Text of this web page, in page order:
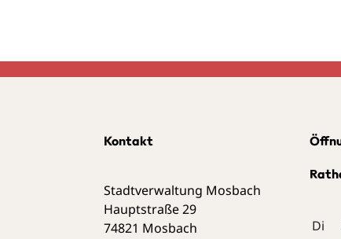
Kontakt
Stadtverwaltung Mosbach
Hauptstraße 29
74821 Mosbach Di